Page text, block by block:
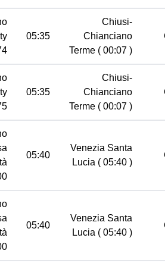
05:35
Chiusi-
Chianciano
Terme ( 00:07 )
05:35
Chiusi-
Chianciano
Terme ( 00:07 )
05:40
Venezia Santa
Lucia ( 05:40 )
05:40
Venezia Santa
Lucia ( 05:40 )